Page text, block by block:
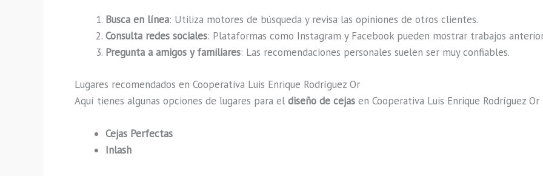
Busca en línea: Utiliza motores de búsqueda y revisa las opiniones de otros clientes.
Consulta redes sociales: Plataformas como Instagram y Facebook pueden mostrar trabajos
Pregunta a amigos y familiares: Las recomendaciones personales suelen ser muy confiables.
Lugares recomendados en Cooperativa Luis Enrique Rodríguez Or
Aquí tienes algunas opciones de lugares para el diseño de cejas en Cooperativa Luis Enrique Rodríguez Or
Cejas Perfectas
Inlash